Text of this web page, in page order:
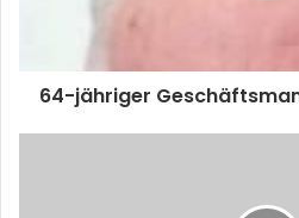
64-jähriger